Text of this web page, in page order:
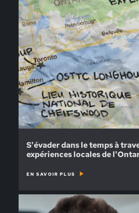
S'évader dans le temps à
expériences locales de
EN SAVOIR PLUS